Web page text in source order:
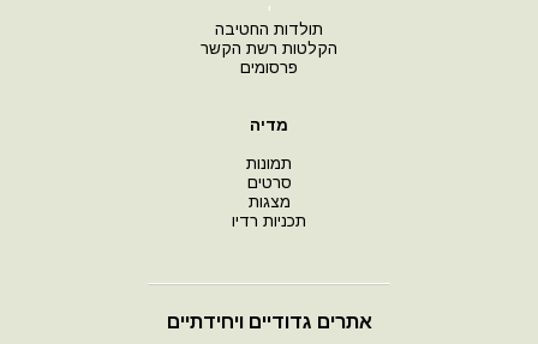
י
תולדות החטיבה
הקלטות רשת הקשר
פרסומים
מדיה
תמונות
סרטים
מצגות
תכניות רדיו
אתרים גדודיים ויחידתיים